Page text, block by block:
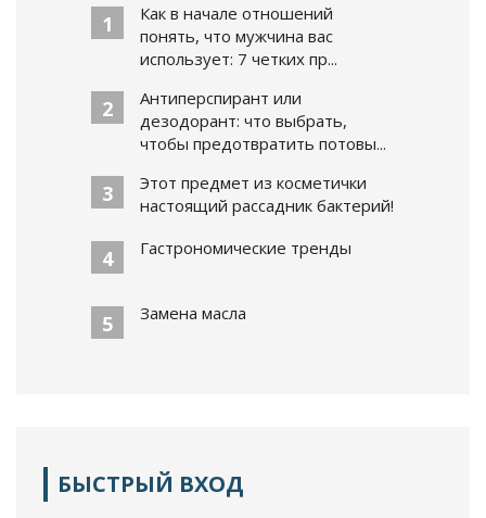
1
Как в начале отношений
понять, что мужчина вас
использует: 7 четких пр...
2
Антиперспирант или
дезодорант: что выбрать,
чтобы предотвратить потовы...
3
Этот предмет из косметички
настоящий рассадник бактерий!
4 Гастрономические тренды
5 Замена масла
БЫСТРЫЙ ВХОД